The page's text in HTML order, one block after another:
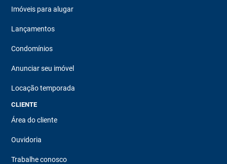
Imóveis para alugar
Lançamentos
Condomínios
Anunciar seu imóvel
Locação temporada
CLIENTE
Área do cliente
Ouvidoria
Trabalhe conosco